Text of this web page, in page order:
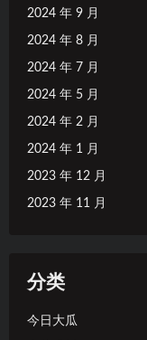
2024 年 9 月
2024 年 8 月
2024 年 7 月
2024 年 5 月
2024 年 2 月
2024 年 1 月
2023 年 12 月
2023 年 11 月
分类
今日大瓜